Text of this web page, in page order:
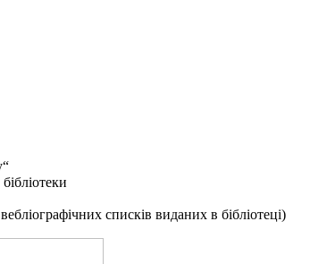
списків виданих в бібліотеці)